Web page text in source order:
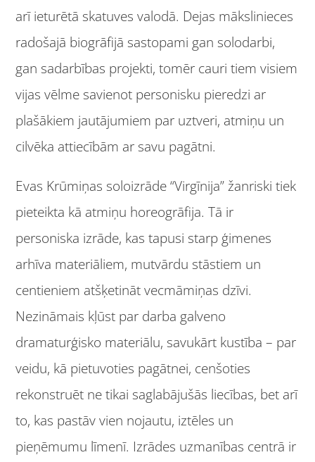
arī ieturētā skatuves valodā. Dejas mākslinieces
radošajā biogrāfijā sastopami gan solodarbi,
gan sadarbības projekti, tomēr cauri tiem visiem
vijas vēlme savienot personisku pieredzi ar
plašākiem jautājumiem par uztveri, atmiņu un
cilvēka attiecībām ar savu pagātni.
Evas Krūmiņas soloizrāde “Virgīnija” žanriski tiek
pieteikta kā atmiņu horeogrāfija. Tā ir
personiska izrāde, kas tapusi starp ģimenes
arhīva materiāliem, mutvārdu stāstiem un
centieniem atšķetināt vecmāmiņas dzīvi.
Nezināmais kļūst par darba galveno
dramaturģisko materiālu, savukārt kustība – par
veidu, kā pietuvoties pagātnei, cenšoties
rekonstruēt ne tikai saglabājušās liecības, bet arī
to, kas pastāv vien nojautu, iztēles un
pieņēmumu līmenī. Izrādes uzmanības centrā ir